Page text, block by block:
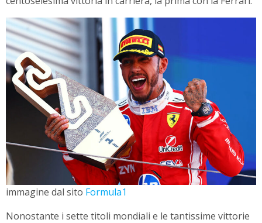
immagine dal sito Formula1
Nonostante i sette titoli mondiali e le tantissime vittorie